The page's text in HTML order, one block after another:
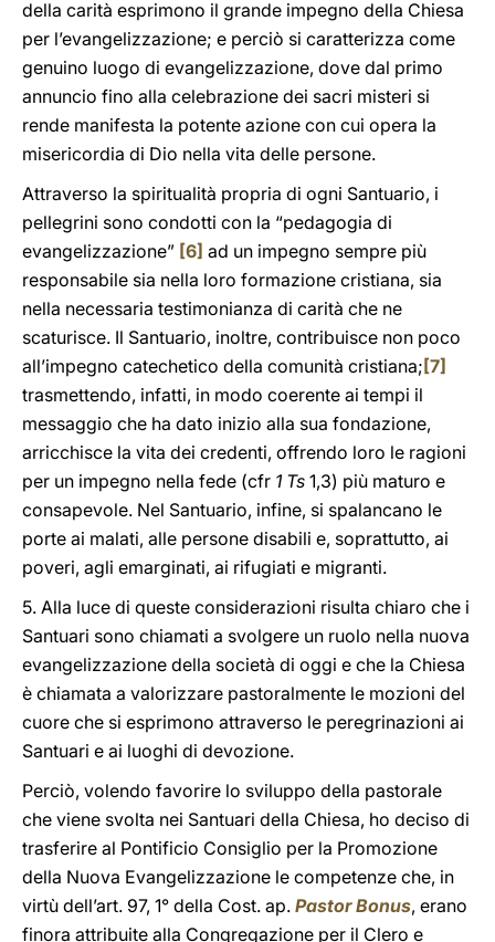
della carità esprimono il grande impegno della Chiesa
per l’evangelizzazione; e perciò si caratterizza come
genuino luogo di evangelizzazione, dove dal primo
annuncio fino alla celebrazione dei sacri misteri si
rende manifesta la potente azione con cui opera la
misericordia di Dio nella vita delle persone.
Attraverso la spiritualità propria di ogni Santuario, i
pellegrini sono condotti con la “pedagogia di
evangelizzazione” [6] ad un impegno sempre più
responsabile sia nella loro formazione cristiana, sia
nella necessaria testimonianza di carità che ne
scaturisce. Il Santuario, inoltre, contribuisce non poco
all’impegno catechetico della comunità cristiana; [7]
trasmettendo, infatti, in modo coerente ai tempi il
messaggio che ha dato inizio alla sua fondazione,
arricchisce la vita dei credenti, offrendo loro le ragioni
per un impegno nella fede (cfr 1 Ts 1,3) più maturo e
consapevole. Nel Santuario, infine, si spalancano le
porte ai malati, alle persone disabili e, soprattutto, ai
poveri, agli emarginati, ai rifugiati e migranti.
5. Alla luce di queste considerazioni risulta chiaro che i
Santuari sono chiamati a svolgere un ruolo nella nuova
evangelizzazione della società di oggi e che la Chiesa
è chiamata a valorizzare pastoralmente le mozioni del
cuore che si esprimono attraverso le peregrinazioni ai
Santuari e ai luoghi di devozione.
Perciò, volendo favorire lo sviluppo della pastorale
che viene svolta nei Santuari della Chiesa, ho deciso di
trasferire al Pontificio Consiglio per la Promozione
della Nuova Evangelizzazione le competenze che, in
virtù dell’art. 97, 1° della Cost. ap. Pastor Bonus, erano
finora attribuite alla Congregazione per il Clero e